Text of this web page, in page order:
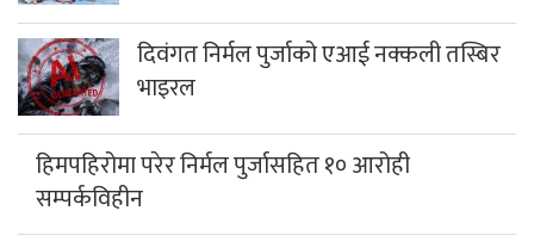
दिवंगत निर्मल पुर्जाको एआई नक्कली तस्बिर
भाइरल
हिमपहिरोमा परेर निर्मल पुर्जासहित १० आरोही
सम्पर्कविहीन